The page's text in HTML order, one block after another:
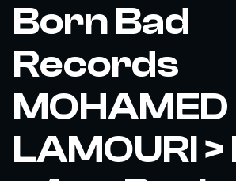
Born Bad
Records
MOHAMED
LAMOURI